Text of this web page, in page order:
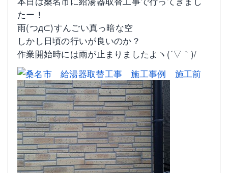
たー！
雨(つд⊂)すんごい真っ暗な空
しかし日頃の行いが良いのか？
作業開始時には雨が止まりましたよヽ(´▽｀)/